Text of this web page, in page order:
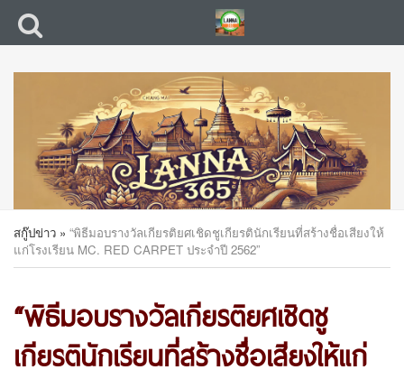
สกู๊ปข่าว » “พิธีมอบรางวัลเกียรติยศเชิดชูเกียรตินักเรียนที่สร้างชื่อเสียงให้
แก่โรงเรียน MC. RED CARPET ประจำปี 2562”
“พิธีมอบรางวัลเกียรติยศเชิดชู
เกียรตินักเรียนที่สร้างชื่อเสียงให้แก่